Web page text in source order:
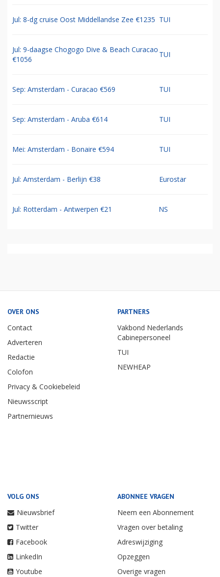
Jul: 8-dg cruise Oost Middellandse Zee €1235 TUI
Jul: 9-daagse Chogogo Dive & Beach Curacao
€1056
TUI
Sep: Amsterdam - Curacao €569 TUI
Sep: Amsterdam - Aruba €614 TUI
Mei: Amsterdam - Bonaire €594 TUI
Jul: Amsterdam - Berlijn €38 Eurostar
Jul: Rotterdam - Antwerpen €21 NS
OVER ONS
Contact
Adverteren
Redactie
Colofon
Privacy & Cookiebeleid
Nieuwsscript
Partnernieuws
PARTNERS
Vakbond Nederlands
Cabinepersoneel
TUI
NEWHEAP
VOLG ONS
Nieuwsbrief
Twitter
Facebook
LinkedIn
Youtube
ABONNEE VRAGEN
Neem een Abonnement
Vragen over betaling
Adreswijziging
Opzeggen
Overige vragen